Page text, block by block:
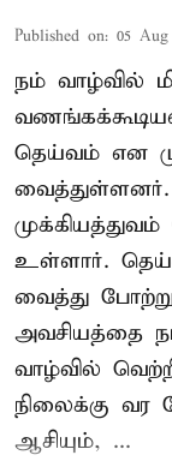
Published on: 05 Aug
நம் வாழ்வில்
தெய்வம் என
வைத்துள்ளனர்.
முக்கியத்துவம்
உள்ளார்.
வைத்து
அவசியத்தை
வாழ்வில்
நிலைக்கு வர
ஆசியும், ...